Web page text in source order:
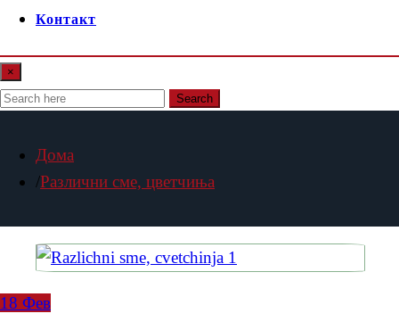
Контакт
×
Search
Дома
Различни сме, цветчиња
18 Фев